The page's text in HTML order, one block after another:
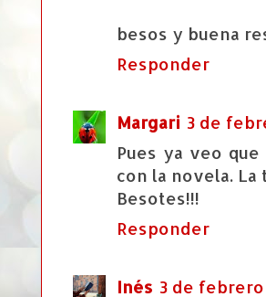
besos y buena
Responder
Margari 3 de
Pues ya veo
con la novela.
Besotes!!!
Responder
Inés 3 de febrero